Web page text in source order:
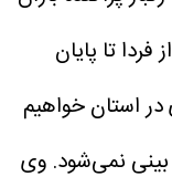
تا پایان
استان خواهیم
نمی‌شود. وی